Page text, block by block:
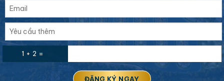
1 + 2 =